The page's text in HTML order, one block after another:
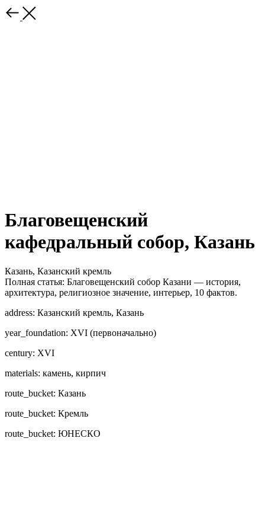
Благовещенский
кафедральный собор, Казань
Казань, Казанский кремль
Полная статья: Благовещенский собор Казани — история,
архитектура, религиозное значение, интерьер, 10 фактов.
address: Казанский кремль, Казань
year_foundation: XVI (первоначально)
century: XVI
materials: камень, кирпич
route_bucket: Казань
route_bucket: Кремль
route_bucket: ЮНЕСКО